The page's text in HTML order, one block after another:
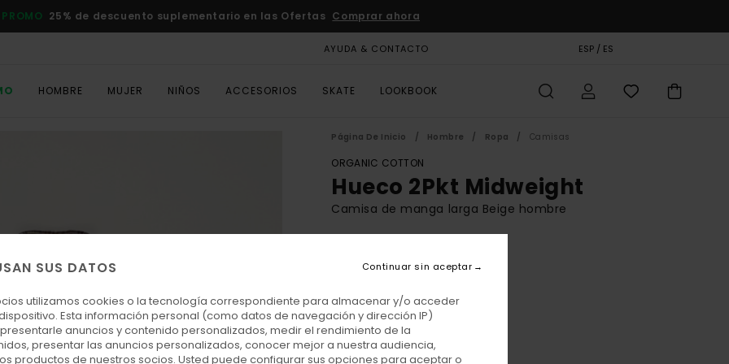
PROMO 25% de descuento suplementario en las Ofertas Comprar ahora
AYUDA & CONTACTO ESP / ES
HOMBRE MUJER NIÑOS ACCESORIOS SKATE LOOKBOOK
Página De Inicio Hombre Ropa Camisas
ORGANIC COTTON
Hueco 2Pkt Midweight
Camisa de manga larga Beige hombre
90,00 €
ColorPumice / Java Plaid
SUS DATOS
utilizamos cookies o la tecnología correspondiente para almacenar y/o acceder
Esta información personal (como datos de navegación y dirección IP)
anuncios y contenido personalizados, medir el rendimiento de la
presentar las anuncios personalizados, conocer mejor a nuestra audiencia,
productos de nuestros socios. Usted puede configurar sus opciones para aceptar o
Continuar sin aceptar